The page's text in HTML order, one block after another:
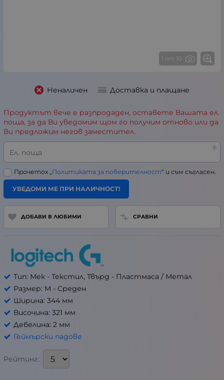
1 от 10
Неналичен Доставка и плащане
Продуктът вече е разпродаден, оставете Вашата ел.
поща, за да Ви уведомим щом го получим отново или да
Ви предложим негов заместител.
Ел. поща
Прочетох „Политиката за поверителност“ и съм съгласен.
УВЕДОМИ МЕ ПРИ НАЛИЧНОСТ!
ДОБАВИ В ЛЮБИМИ СРАВНИ
Тип: Мек - Текстил, Твърд - Пластмаса / Метал
Размер: M - Среден
Ширина: 344 мм
Височина: 321 мм
Дебелина: 2 мм
Геймърски падове
Рейтинг: